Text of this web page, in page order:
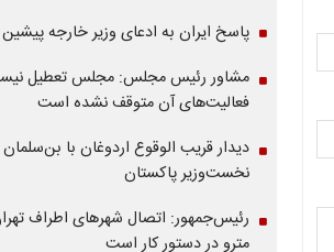
پاسخ ایران به ادعای وزیر خارجه پیشین
مشاور رئیس مجلس: مجلس تعطیل
فعالیت‌های آن متوقف نشده است
دیدار قریب الوقوع اردوغان با
نخست‌وزیر پاکستان
رئیس‌جمهور: اتصال شهرهای اطراف
مترو در دستور کار است